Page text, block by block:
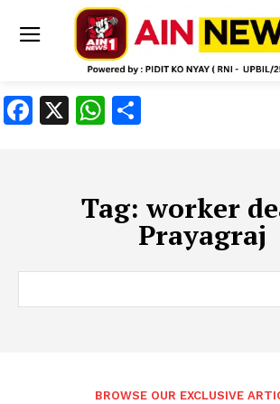
Facebook
X WhatsApp
Tag: worker
Prayagraj
BROWSE OUR EXCLUSIVE